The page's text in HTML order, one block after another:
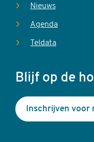
Nieuws
Agenda
Teldata
Blijf op de
Inschrijven voor